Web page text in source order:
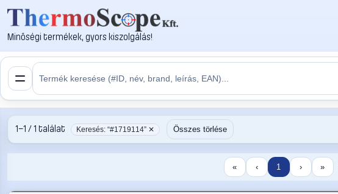
Minőségi termékek, gyors kiszolgálás!
1–1 / 1 találat Keresés: “#1719114” ✕ Összes törlése
« ‹ 1 › »